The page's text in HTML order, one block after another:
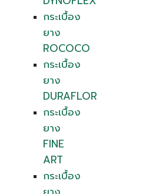
กระเบื้อง
ยาง
ROCOCO
กระเบื้อง
ยาง
DURAFLOR
กระเบื้อง
ยาง
FINE
ART
กระเบื้อง